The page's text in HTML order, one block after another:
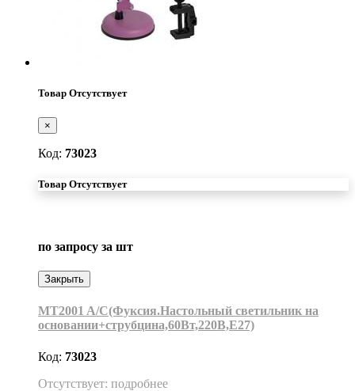
Товар Отсутствует
×
Код: 73023
Товар Отсутствует
по запросу за шт
Закрыть
MT2001 A/C(Фуксия.Настольный светильник на
основании+струбцина,60Вт,220В,Е27)
Код: 73023
Отсутствует: подробнее